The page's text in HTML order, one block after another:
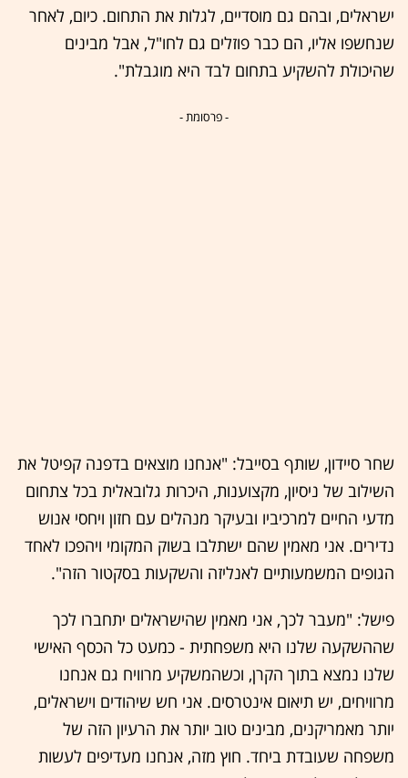
ישראלים, ובהם גם מוסדיים, לגלות את התחום. כיום, לאחר
שנחשפו אליו, הם כבר פוזלים גם לחו"ל, אבל מבינים
שהיכולת להשקיע בתחום לבד היא מוגבלת".
- פרסומת -
שחר סיידון, שותף בסייבל: "אנחנו מוצאים בדפנה קפיטל את
השילוב של ניסיון, מקצוענות, היכרות גלובאלית בכל צתחום
מדעי החיים למרכיביו ובעיקר מנהלים עם חזון ויחסי אנוש
נדירים. אני מאמין שהם ישתלבו בשוק המקומי ויהפכו לאחד
הגופים המשמעותיים לאנליזה והשקעות בסקטור הזה".
פישל: "מעבר לכך, אני מאמין שהישראלים יתחברו לכך
שההשקעה שלנו היא משפחתית - כמעט כל הכסף האישי
שלנו נמצא בתוך הקרן, וכשהמשקיע מרוויח גם אנחנו
מרוויחים, יש תיאום אינטרסים. אני חש שיהודים וישראלים,
יותר מאמריקנים, מבינים טוב יותר את הרעיון הזה של
משפחה שעובדת ביחד. חוץ מזה, אנחנו מעדיפים לעשות